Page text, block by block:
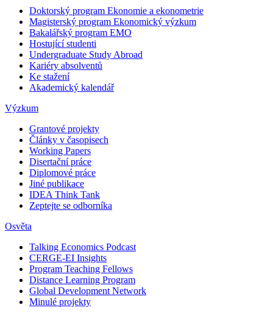
Doktorský program Ekonomie a ekonometrie
Magisterský program Ekonomický výzkum
Bakalářský program EMO
Hostující studenti
Undergraduate Study Abroad
Kariéry absolventů
Ke stažení
Akademický kalendář
Výzkum
Grantové projekty
Články v časopisech
Working Papers
Disertační práce
Diplomové práce
Jiné publikace
IDEA Think Tank
Zeptejte se odborníka
Osvěta
Talking Economics Podcast
CERGE-EI Insights
Program Teaching Fellows
Distance Learning Program
Global Development Network
Minulé projekty